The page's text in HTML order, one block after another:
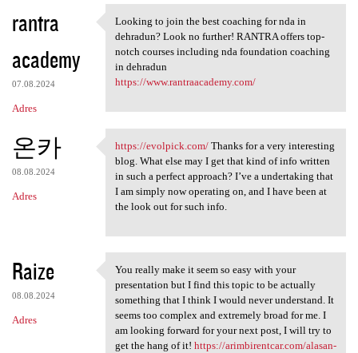
K
o
m
e
n
a
r
z
rantra
academy
07.08.2024
Adres
Looking to join the best
Looking to join the best coaching for nda in
dehradun? Look no further! RANTRA offers top-
notch courses including nda foundation coaching
in dehradun
https://www.rantraacademy.com/
온카
08.08.2024
Adres
https://evolpick.com/ Thanks
https://evolpick.com/Thanks for a very interesting
blog. What else may I get that kind of info written
in such a perfect approach? I’ve a undertaking that
I am simply now operating on, and I have been at
the look out for such info.
Raize
08.08.2024
Adres
You really make it seem so
You really make it seem so easy with your
presentation but I find this topic to be actually
something that I think I would never understand. It
seems too complex and extremely broad for me. I
am looking forward for your next post, I will try to
get the hang of it! https://arimbirentcar.com/alasan-